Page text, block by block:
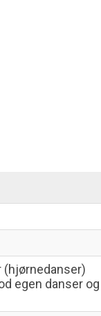
(hjørnedanser)
egen danser og